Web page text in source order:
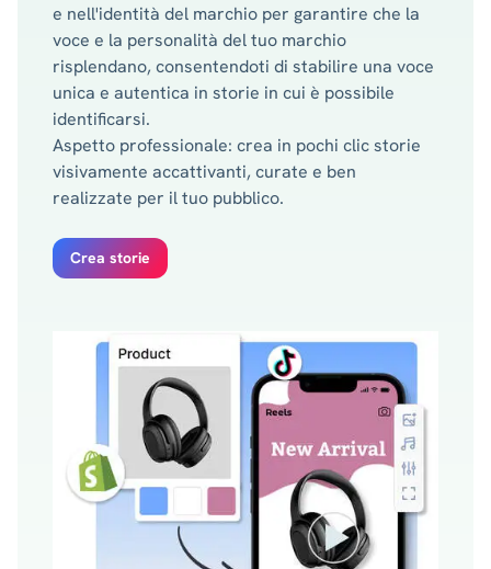
e nell'identità del marchio per garantire che la
voce e la personalità del tuo marchio
risplendano, consentendoti di stabilire una voce
unica e autentica in storie in cui è possibile
identificarsi.
Aspetto professionale: crea in pochi clic storie
visivamente accattivanti, curate e ben
realizzate per il tuo pubblico.
Crea storie